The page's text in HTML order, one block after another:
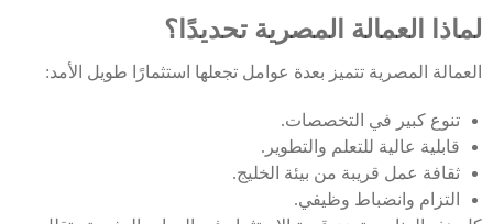
لماذا العمالة المصرية تحديدًا؟
العمالة المصرية تتميز بعدة عوامل تجعلها استثمارًا طويل الأمد:
تنوع كبير في التخصصات.
قابلية عالية للتعلم والتطوير.
ثقافة عمل قريبة من بيئة الخليج.
التزام وانضباط وظيفي.